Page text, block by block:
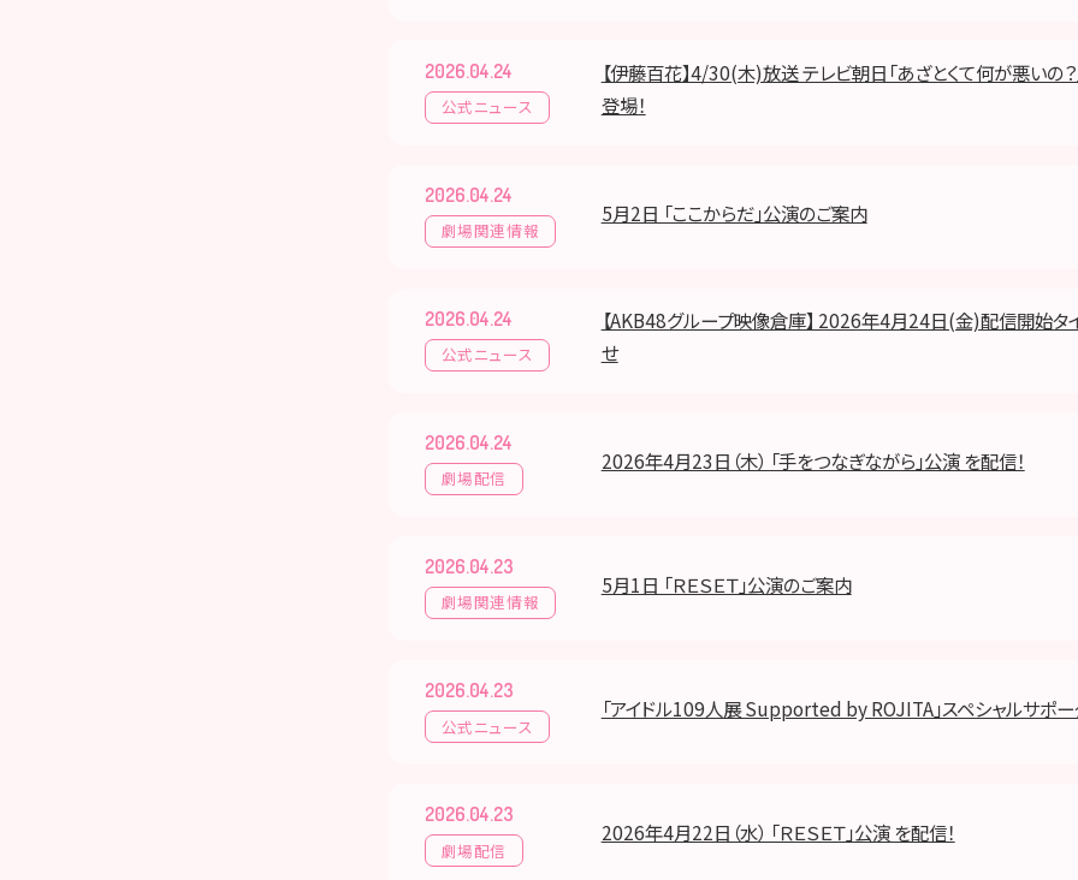
2026.04.24
公式ニュース
【伊藤百花】4/30(木)放送 テレビ朝日「あざとくて何が悪いの
登場！
2026.04.24
劇場関連情報
5月2日 「ここからだ」公演のご案内
2026.04.24
公式ニュース
【AKB48グループ映像倉庫】 2026年4月24日(金)配信開始タ
せ
2026.04.24
劇場配信
2026年4月23日（木） 「手をつなぎながら」公演 を配信！
2026.04.23
劇場関連情報
5月1日 「ＲＥＳＥＴ」公演のご案内
2026.04.23
公式ニュース
「アイドル109人展 Supported by ROJITA」スペシャルサポー
2026.04.23
劇場配信
2026年4月22日（水） 「ＲＥＳＥＴ」公演 を配信！